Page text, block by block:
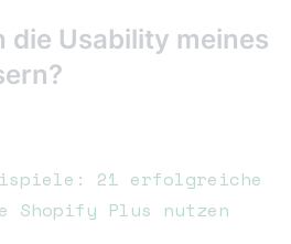
die Usability meines
21 erfolgreiche
Shopify Plus nutzen